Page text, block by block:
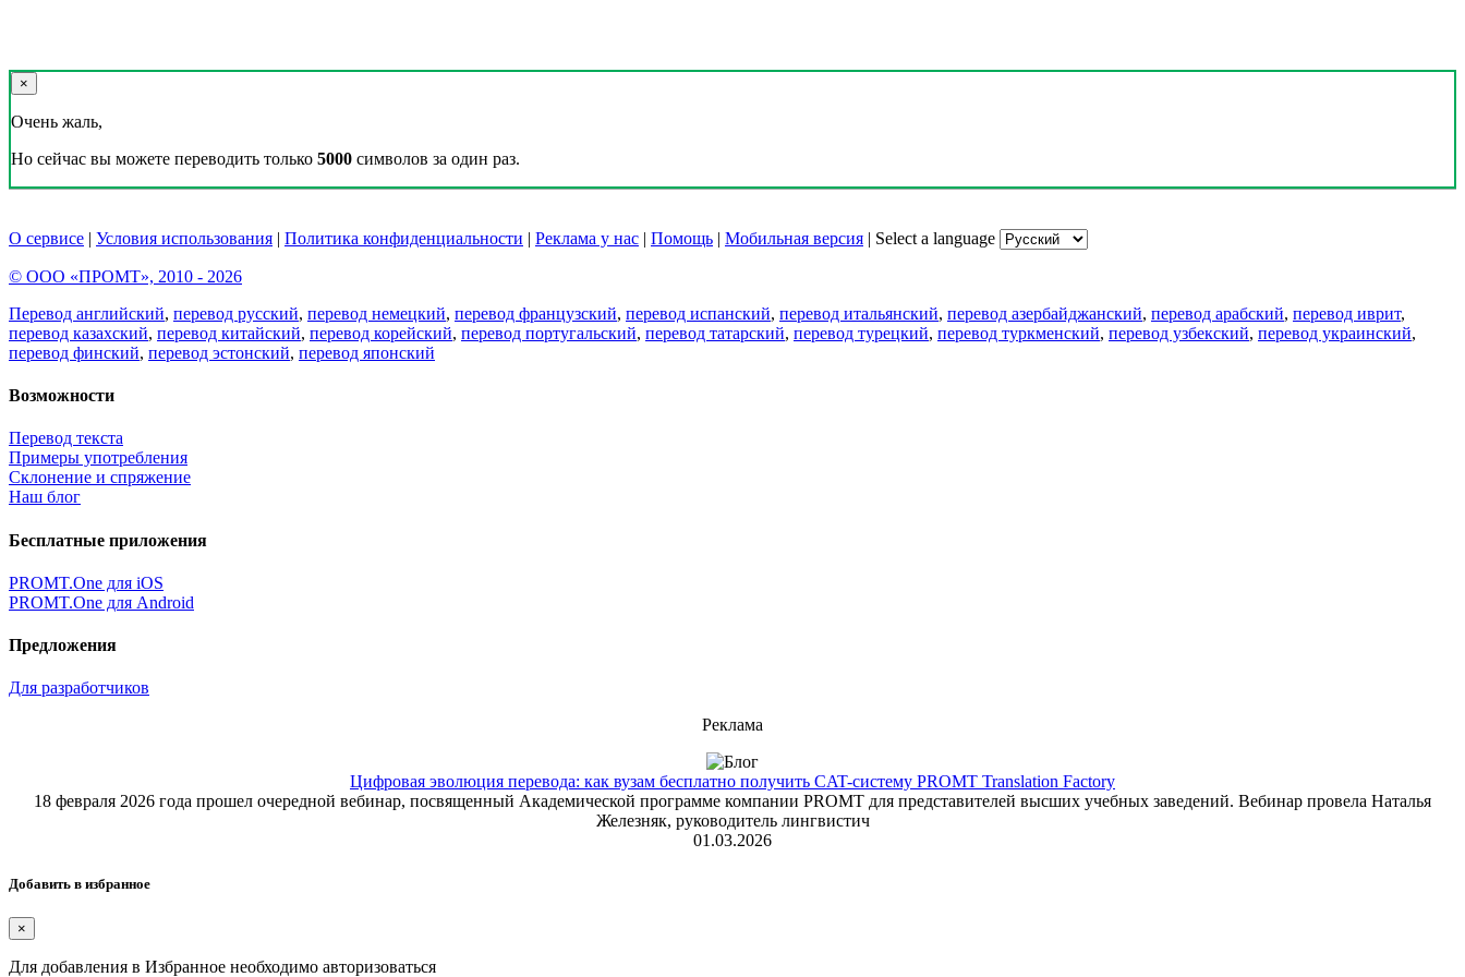
×
Очень жаль,
Но сейчас вы можете переводить только 5000 символов за один раз.
О сервисе | Условия использования | Политика конфиденциальности | Реклама у нас | Помощь | Мобильная версия | Select a language
© ООО «ПРОМТ», 2010 - 2026
Перевод английский, перевод русский, перевод немецкий, перевод французский, перевод испанский, перевод итальянский, перевод азербайджанский, перевод арабский, перевод иврит,
перевод казахский, перевод китайский, перевод корейский, перевод португальский, перевод татарский, перевод турецкий, перевод туркменский, перевод узбекский, перевод украинский,
перевод финский, перевод эстонский, перевод японский
Возможности
Перевод текста
Примеры употребления
Склонение и спряжение
Наш блог
Бесплатные приложения
PROMT.One для iOS
PROMT.One для Android
Предложения
Для разработчиков
Реклама
Цифровая эволюция перевода: как вузам бесплатно получить CAT-систему PROMT Translation Factory
18 февраля 2026 года прошел очередной вебинар, посвященный Академической программе компании PROMT для представителей высших учебных заведений. Вебинар провела Наталья
Железняк, руководитель лингвистич
01.03.2026
Добавить в избранное
×
Для добавления в Избранное необходимо авторизоваться